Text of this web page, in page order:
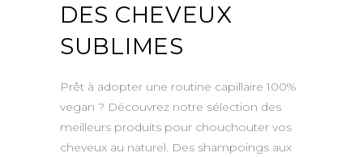
DES CHEVEUX
SUBLIMES
Prêt à adopter une routine capillaire 100%
vegan ? Découvrez notre sélection des
meilleurs produits pour chouchouter vos
cheveux au naturel. Des shampoings aux